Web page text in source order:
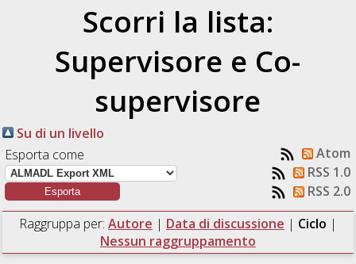
Scorri la lista:
Supervisore e Co-
supervisore
Su di un livello
Esporta come
Atom
RSS 1.0
RSS 2.0
Raggruppa per: Autore | Data di discussione | Ciclo |
Nessun raggruppamento